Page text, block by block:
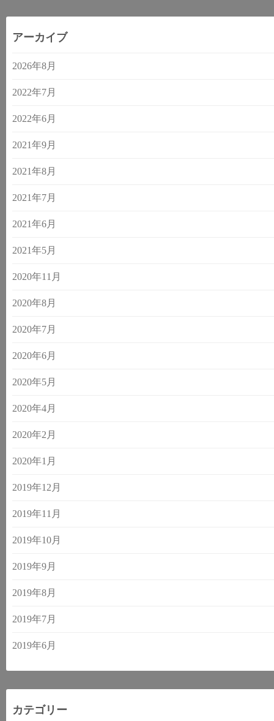
アーカイブ
2026年8月
2022年7月
2022年6月
2021年9月
2021年8月
2021年7月
2021年6月
2021年5月
2020年11月
2020年8月
2020年7月
2020年6月
2020年5月
2020年4月
2020年2月
2020年1月
2019年12月
2019年11月
2019年10月
2019年9月
2019年8月
2019年7月
2019年6月
カテゴリー